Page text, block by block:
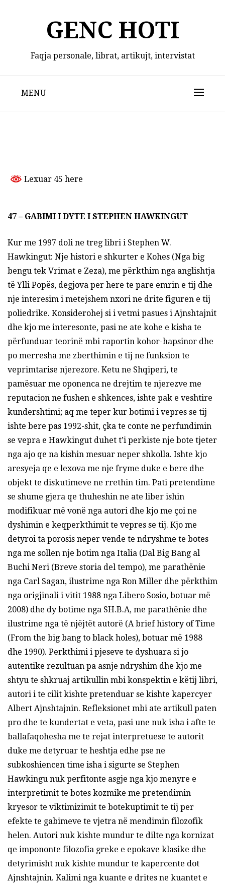
GENC HOTI
Faqja personale, librat, artikujt, intervistat
MENU
Lexuar 45 here
47 – GABIMI I DYTE I STEPHEN HAWKINGUT
Kur me 1997 doli ne treg libri i Stephen W.
Hawkingut: Nje histori e shkurter e Kohes (Nga big
bengu tek Vrimat e Zeza), me përkthim nga anglishtja
të Ylli Popës, degjova per here te pare emrin e tij dhe
nje interesim i metejshem nxori ne drite figuren e tij
poliedrike. Konsiderohej si i vetmi pasues i Ajnshtajnit
dhe kjo me interesonte, pasi ne ate kohe e kisha te
përfunduar teorinë mbi raportin kohor-hapsinor dhe
po merresha me zberthimin e tij ne funksion te
veprimtarise njerezore. Ketu ne Shqiperi, te
pamësuar me oponenca ne drejtim te njerezve me
reputacion ne fushen e shkences, ishte pak e veshtire
kundershtimi; aq me teper kur botimi i vepres se tij
ishte bere pas 1992-shit, çka te conte ne perfundimin
se vepra e Hawkingut duhet t’i perkiste nje bote tjeter
nga ajo qe na kishin mesuar neper shkolla. Ishte kjo
aresyeja qe e lexova me nje fryme duke e bere dhe
objekt te diskutimeve ne rrethin tim. Pati pretendime
se shume gjera qe thuheshin ne ate liber ishin
modifikuar më vonë nga autori dhe kjo me çoi ne
dyshimin e keqperkthimit te vepres se tij. Kjo me
detyroi ta porosis neper vende te ndryshme te botes
nga me sollen nje botim nga Italia (Dal Big Bang al
Buchi Neri (Breve storia del tempo), me parathënie
nga Carl Sagan, ilustrime nga Ron Miller dhe përkthim
nga origjinali i vitit 1988 nga Libero Sosio, botuar më
2008) dhe dy botime nga SH.B.A, me parathënie dhe
ilustrime nga të njëjtët autorë (A brief history of Time
(From the big bang to black holes), botuar më 1988
dhe 1990). Perkthimi i pjeseve te dyshuara si jo
autentike rezultuan pa asnje ndryshim dhe kjo me
shtyu te shkruaj artikullin mbi konspektin e këtij libri,
autori i te cilit kishte pretenduar se kishte kapercyer
Albert Ajnshtajnin. Refleksionet mbi ate artikull paten
pro dhe te kundertat e veta, pasi une nuk isha i afte te
ballafaqohesha me te rejat interpretuese te autorit
duke me detyruar te heshtja edhe pse ne
subkoshiencen time isha i sigurte se Stephen
Hawkingu nuk perfitonte asgje nga kjo menyre e
interpretimit te botes kozmike me pretendimin
kryesor te viktimizimit te botekuptimit te tij per
efekte te gabimeve te vjetra në mendimin filozofik
helen. Autori nuk kishte mundur te dilte nga kornizat
qe impononte filozofia greke e epokave klasike dhe
detyrimisht nuk kishte mundur te kapercente dot
Ajnshtajnin. Kalimi nga kuante e drites ne kuantet e